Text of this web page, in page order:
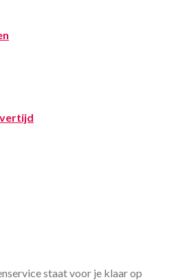
staat voor je klaar op